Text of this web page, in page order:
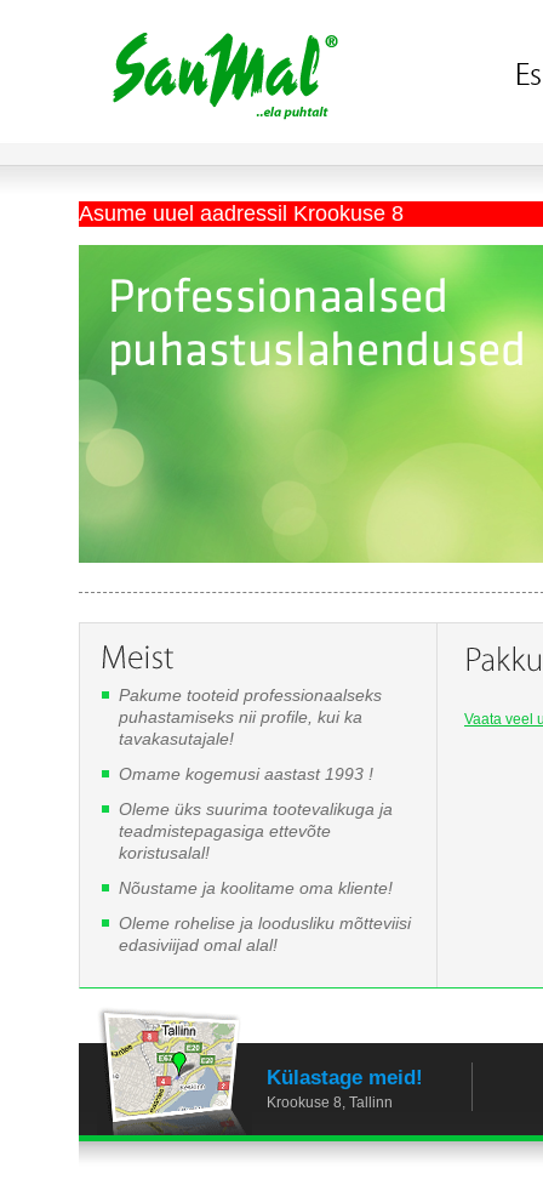
Asume uuel aadressil Krookuse 8
Vaata veel
Pakume tooteid professionaalseks
puhastamiseks nii profile, kui ka
tavakasutajale!
Omame kogemusi aastast 1993 !
Oleme üks suurima tootevalikuga ja
teadmistepagasiga ettevõte
koristusalal!
Nõustame ja koolitame oma kliente!
Oleme rohelise ja loodusliku mõtteviisi
edasiviijad omal alal!
Külastage meid!
Krookuse 8, Tallinn